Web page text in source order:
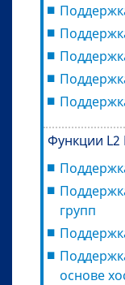
Функции
групп
основе